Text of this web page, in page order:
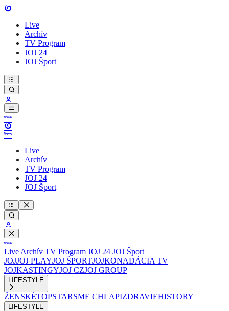
Live
Archív
TV Program
JOJ 24
JOJ Šport
Live
Archív
TV Program
JOJ 24
JOJ Šport
Live Archív TV Program JOJ 24 JOJ Šport
JOJJOJ PLAYJOJ ŠPORTJOJKONADÁCIA TV
JOJKASTINGYJOJ CZJOJ GROUP
LIFESTYLE
ŽENSKÉTOPSTARSME CHLAPIZDRAVIEHISTORY
LIFESTYLE